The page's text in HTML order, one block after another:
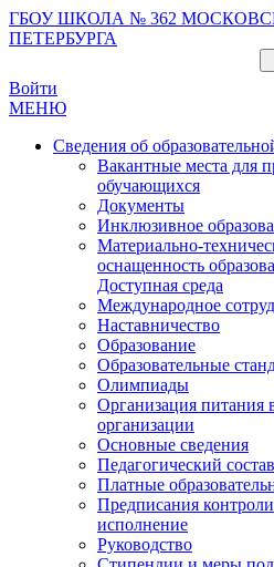
ГБОУ ШКОЛА № 362
ПЕТЕРБУРГА
Войти
МЕНЮ
Сведения об
Вакантные места для
обучающихся
Документы
Инклюзивное
Материально-
оснащенность
Доступная среда
Международное
Наставничество
Образование
Образовательные
Олимпиады
Организация питания
организации
Основные сведения
Педагогический состав
Платные
Предписания
исполнение
Руководство